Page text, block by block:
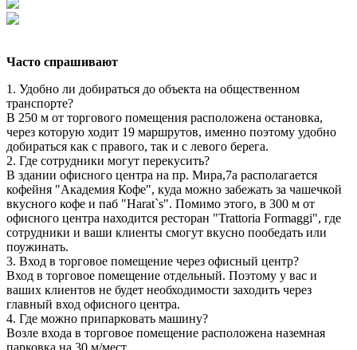
Часто спрашивают
1. Удобно ли добираться до объекта на общественном
транспорте?
В 250 м от торгового помещения расположена остановка,
через которую ходит 19 маршрутов, именно поэтому удобно
добираться как с правого, так и с левого берега.
2. Где сотрудники могут перекусить?
В здании офисного центра на пр. Мира,7а располагается
кофейня "Академия Кофе", куда можно забежать за чашечкой
вкусного кофе и паб "Harat`s". Помимо этого, в 300 м от
офисного центра находится ресторан "Trattoria Formaggi", где
сотрудники и ваши клиенты смогут вкусно пообедать или
поужинать.
3. Вход в торговое помещение через офисный центр?
Вход в торговое помещение отдельный. Поэтому у вас и
ваших клиентов не будет необходимости заходить через
главный вход офисного центра.
4. Где можно припарковать машину?
Возле входа в торговое помещение расположена наземная
парковка на 30 м/мест.